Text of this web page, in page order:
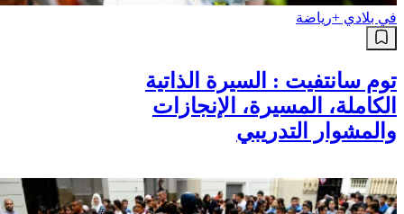
في بلادي +رياضة
توم سانتفيت : السيرة الذاتية
الكاملة، المسيرة، الإنجازات
والمشوار التدريبي